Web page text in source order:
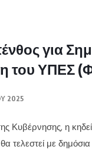
για
του ΥΠΕΣ
2025
Κυβέρνησης, η
τελεστεί με